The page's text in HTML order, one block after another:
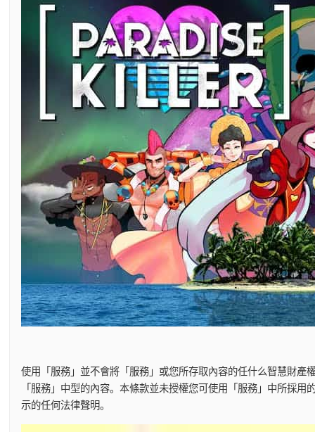
使用「服務」並不會將「服務」或您所存取內容的任什么智慧財
「服務」中型的內容。本條款並未授權您可使用「服務」中所採
示的任何法律聲明。